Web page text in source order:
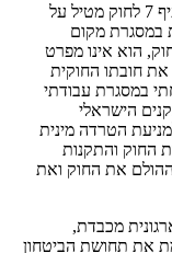
החוק למניעת הטרדה מינית נחקק ב-1998. סעיף 7 לחוק מטיל על
במסגרת מקום
הוא אינו מפרט
חובתו החוקית
במסגרת עבודתי
הישראלי
הטרדה מינית
החוק והתקנות
ההולם את החוק ואת
מכבדת,
את תחושת הביטחון